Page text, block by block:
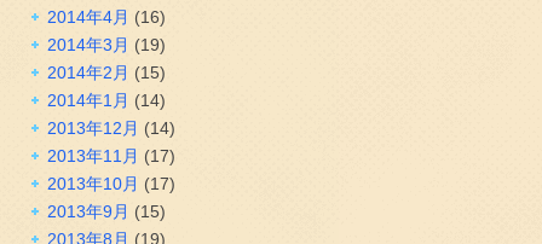
2014年4月 (16)
2014年3月 (19)
2014年2月 (15)
2014年1月 (14)
2013年12月 (14)
2013年11月 (17)
2013年10月 (17)
2013年9月 (15)
2013年8月 (19)